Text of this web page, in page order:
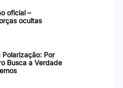
oficial –
ocultas
Por
Busca a Verdade